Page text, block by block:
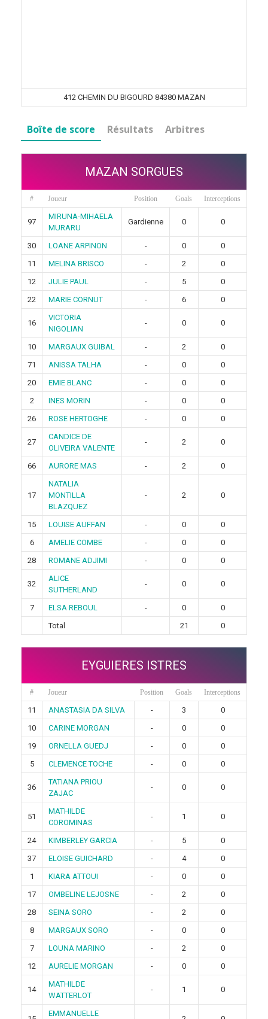
412 CHEMIN DU BIGOURD 84380 MAZAN
Boîte de score Résultats Arbitres
MAZAN SORGUES
# Joueur Position Goals Interceptions
97
MIRUNA-MIHAELA
MURARU
Gardienne 0 0
30 LOANE ARPINON - 0
0
11
MELINA BRISCO - 2
0
12
JULIE PAUL - 5
0
22
MARIE CORNUT - 6 0
16
VICTORIA
NIGOLIAN
- 0 0
10 MARGAUX GUIBAL - 2
0
71
ANISSA TALHA - 0
0
20
EMIE BLANC - 0
0
2
INES MORIN - 0
0
26
ROSE HERTOGHE - 0 0
27
CANDICE DE
OLIVEIRA VALENTE
- 2 0
66 AURORE MAS - 2 0
17
NATALIA
MONTILLA
BLAZQUEZ
- 2 0
15 LOUISE AUFFAN - 0
0
6
AMELIE COMBE - 0
0
28
ROMANE ADJIMI - 0 0
32
ALICE
SUTHERLAND
- 0 0
7 ELSA REBOUL - 0
0
Total
21 0
EYGUIERES ISTRES
# Joueur Position Goals Interceptions
11 ANASTASIA DA SILVA - 3
0
10
CARINE MORGAN - 0
0
19
ORNELLA GUEDJ - 0
0
5
CLEMENCE TOCHE - 0 0
36
TATIANA PRIOU
ZAJAC
- 0 0
51
MATHILDE
COROMINAS
- 1 0
24 KIMBERLEY GARCIA - 5
0
37
ELOISE GUICHARD - 4
0
1
KIARA ATTOUI - 0
0
17
OMBELINE LEJOSNE - 2
0
28
SEINA SORO - 2
0
8
MARGAUX SORO - 0
0
7
LOUNA MARINO - 2
0
12
AURELIE MORGAN - 0 0
14
MATHILDE
WATTERLOT
- 1 0
EMMANUELLE